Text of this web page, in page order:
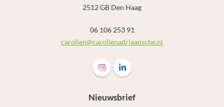
2512 GB Den Haag
06 106 253 91
carolien@carolienadriaansche.nl
Volg ons op Instagram Carolien
Volg ons op LinkedIn Carolien
Nieuwsbrief